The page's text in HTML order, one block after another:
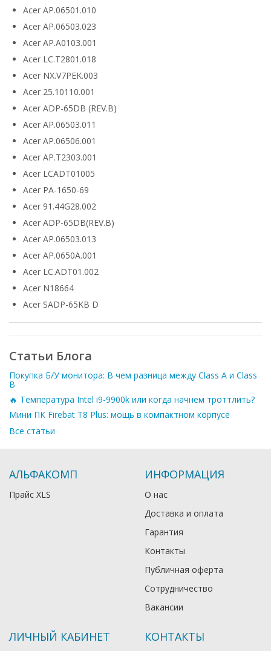
Acer AP.06501.010
Acer AP.06503.023
Acer AP.A0103.001
Acer LC.T2801.018
Acer NX.V7PEK.003
Acer 25.10110.001
Acer ADP-65DB (REV.B)
Acer AP.06503.011
Acer AP.06506.001
Acer AP.T2303.001
Acer LCADT01005
Acer PA-1650-69
Acer 91.44G28.002
Acer ADP-65DB(REV.B)
Acer AP.06503.013
Acer AP.0650A.001
Acer LC.ADT01.002
Acer N18664
Acer SADP-65KB D
Статьи Блога
Покупка Б/У монитора: В чем разница между Class A и Class
B
🔥 Температура Intel i9-9900k или когда начнем троттлить?
Мини ПК Firebat T8 Plus: мощь в компактном корпусе
Все статьи
АЛЬФАКОМП
Прайс XLS
ИНФОРМАЦИЯ
О нас
Доставка и оплата
Гарантия
Контакты
Публичная оферта
Сотрудничество
Вакансии
ЛИЧНЫЙ КАБИНЕТ КОНТАКТЫ